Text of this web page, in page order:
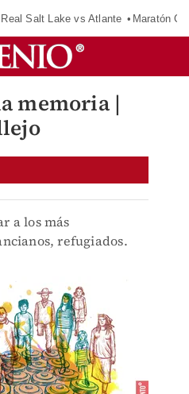
Real Salt Lake vs Atlante Maratón
memoria |
a los más
refugiados.